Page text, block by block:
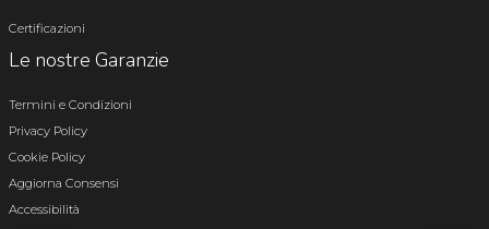
Certificazioni
Le nostre Garanzie
Termini e Condizioni
Privacy Policy
Cookie Policy
Aggiorna Consensi
Accessibilità